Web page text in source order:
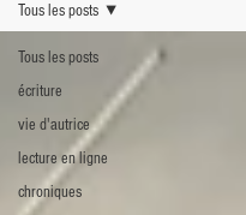
Tous les posts
écriture
vie d'autrice
lecture en ligne
chroniques
Tous les posts